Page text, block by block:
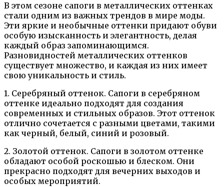
В этом сезоне сапоги в металлических оттенках
стали одним из важных трендов в мире моды.
Эти яркие и необычные оттенки придают обуви
особую изысканность и элегантность, делая
каждый образ запоминающимся.
Разновидностей металлических оттенков
существует множество, и каждая из них имеет
свою уникальность и стиль.
1. Серебряный оттенок. Сапоги в серебряном
оттенке идеально подходят для создания
современных и стильных образов. Этот оттенок
отлично сочетается с разными цветами, такими
как черный, белый, синий и розовый.
2. Золотой оттенок. Сапоги в золотом оттенке
обладают особой роскошью и блеском. Они
прекрасно подходят для вечерних выходов и
особых мероприятий.